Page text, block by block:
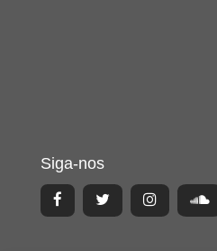
Siga-nos